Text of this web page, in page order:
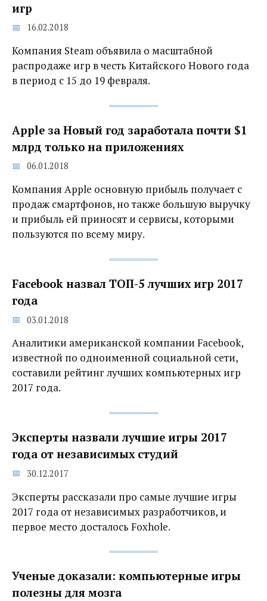
игр
16.02.2018
Компания Steam объявила о масштабной
распродаже игр в честь Китайского Нового года
в период с 15 до 19 февраля.
Apple за Новый год заработала почти $1
млрд только на приложениях
06.01.2018
Компания Apple основную прибыль получает с
продаж смартфонов, но также большую выручку
и прибыль ей приносят и сервисы, которыми
пользуются по всему миру.
Facebook назвал ТОП-5 лучших игр 2017
года
03.01.2018
Аналитики американской компании Facebook,
известной по одноименной социальной сети,
составили рейтинг лучших компьютерных игр
2017 года.
Эксперты назвали лучшие игры 2017
года от независимых студий
30.12.2017
Эксперты рассказали про самые лучшие игры
2017 года от независимых разработчиков, и
первое место досталось Foxhole.
Ученые доказали: компьютерные игры
полезны для мозга